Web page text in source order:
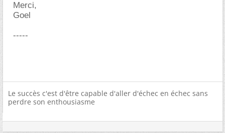
Merci,
Goel
-----
Le succès c'est d'être capable d'aller d'échec en échec sans
perdre son enthousiasme